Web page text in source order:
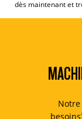
dès maintenant et